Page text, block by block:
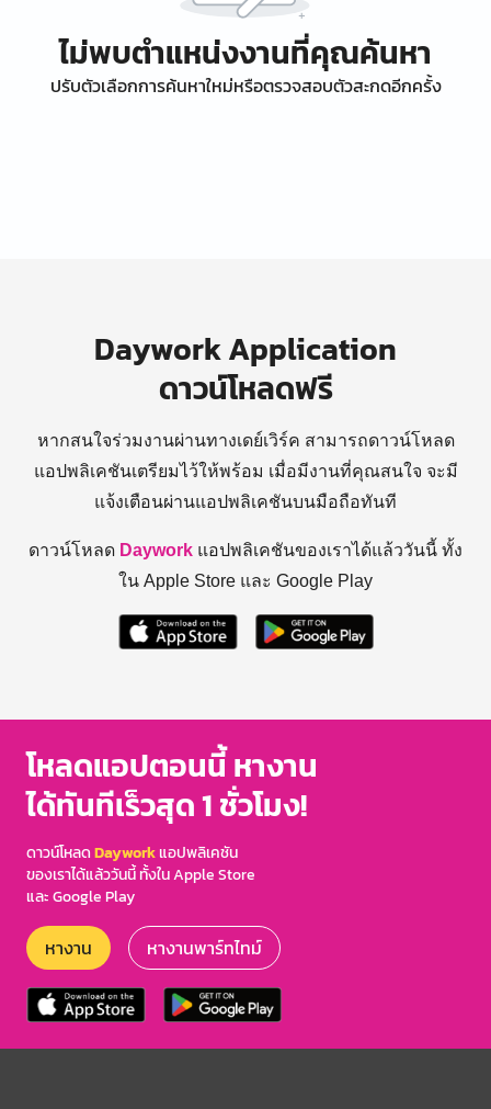
ไม่พบตำแหน่งงานที่คุณค้นหา
ปรับตัวเลือกการค้นหาใหม่หรือตรวจสอบตัวสะกดอีกครั้ง
Daywork Application
ดาวน์โหลดฟรี
หากสนใจร่วมงานผ่านทางเดย์เวิร์ค สามารถดาวน์โหลด
แอปพลิเคชันเตรียมไว้ให้พร้อม เมื่อมีงานที่คุณสนใจ จะมี
แจ้งเตือนผ่านแอปพลิเคชันบนมือถือทันที
ดาวน์โหลด Daywork แอปพลิเคชันของเราได้แล้ววันนี้ ทั้ง
ใน Apple Store และ Google Play
โหลดแอปตอนนี้ หางาน
ได้ทันทีเร็วสุด 1 ชั่วโมง!
ดาวน์โหลดDayworkแอปพลิเคชัน
ของเราได้แล้ววันนี้ ทั้งใน Apple Store
และ Google Play
หางาน หางานพาร์ทไทม์